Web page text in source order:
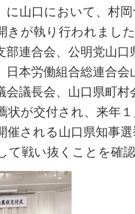
に山口において、村
きが執り行われまし
部連合会、公明党山
日本労働組合総連合
会議長会、山口県町
状が交付され、来年
催される山口県知事
て戦い抜くことを確